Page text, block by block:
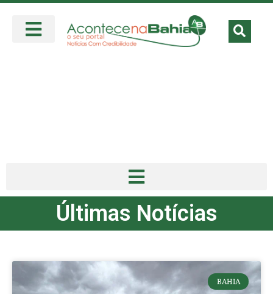
Últimas Notícias
BAHIA